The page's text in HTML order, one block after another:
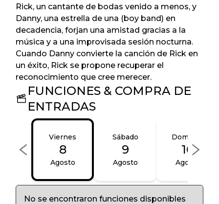
Rick, un cantante de bodas venido a menos, y
Danny, una estrella de una (boy band) en
decadencia, forjan una amistad gracias a la
música y a una improvisada sesión nocturna.
Cuando Danny convierte la canción de Rick en
un éxito, Rick se propone recuperar el
reconocimiento que cree merecer.
FUNCIONES & COMPRA DE
ENTRADAS
Viernes
8
Agosto
Sábado
9
Agosto
Domingo
10
Agosto
No se encontraron funciones disponibles